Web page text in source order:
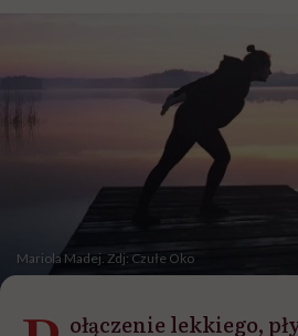
Mariola Madej. Zdj: Czułe Oko
ołączenie lekkiego,